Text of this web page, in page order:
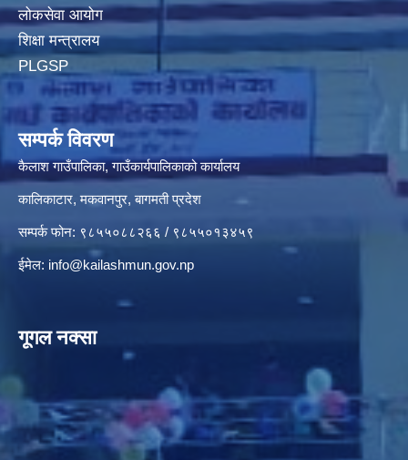
लोकसेवा आयोग
शिक्षा मन्त्रालय
PLGSP
सम्पर्क विवरण
कैलाश गाउँपालिका, गाउँकार्यपालिकाको कार्यालय
कालिकाटार, मकवानपुर, बागमती प्रदेश
सम्पर्क फोन: ९८५५०८८२६६ / ९८५५०१३४५९
ईमेल: info@kailashmun.gov.np
गूगल नक्सा